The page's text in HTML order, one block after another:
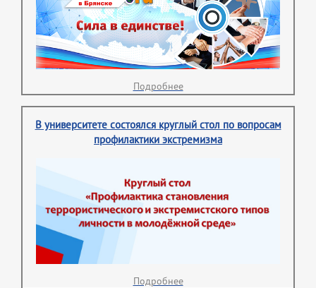
Подробнее
В университете состоялся круглый стол по вопросам
профилактики экстремизма
Подробнее